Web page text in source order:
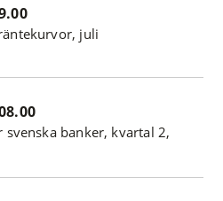
juli
svenska banker, kvartal 2,